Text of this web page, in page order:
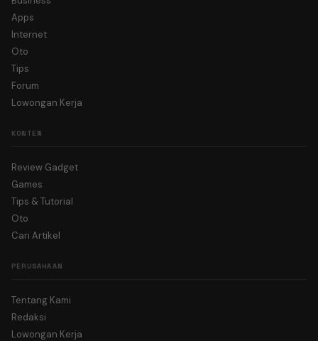
Apps
Internet
Oto
Tips
Forum
Lowongan Kerja
KONTEN
Review Gadget
Games
Tips & Tutorial
Oto
Cari Artikel
PERUSAHAAN
Tentang Kami
Redaksi
Lowongan Kerja